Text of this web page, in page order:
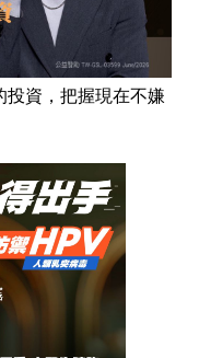
投資，把握現在不嫌